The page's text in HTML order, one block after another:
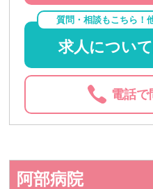
質問・相談もこちら！
求人につい
電話で
阿部病院